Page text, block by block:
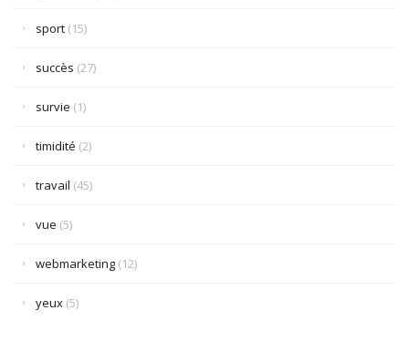
sport (15)
succès (27)
survie (1)
timidité (2)
travail (45)
vue (5)
webmarketing (12)
yeux (5)